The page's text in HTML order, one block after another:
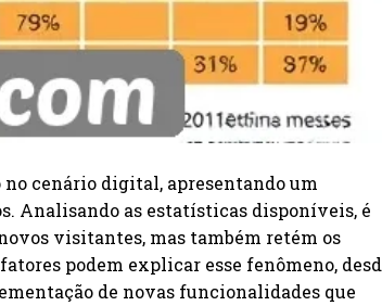
no cenário digital, apresentando um
Analisando as estatísticas disponíveis, é
visitantes, mas também retém os
podem explicar esse fenômeno,
de novas funcionalidades que